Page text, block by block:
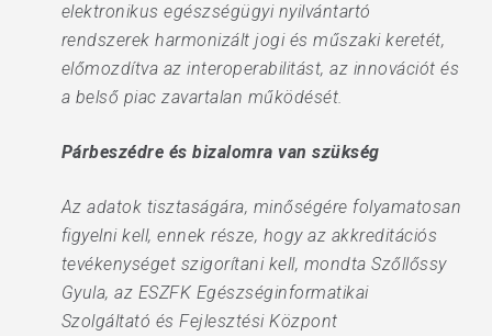
elektronikus egészségügyi nyilvántartó
rendszerek harmonizált jogi és műszaki keretét,
előmozdítva az interoperabilitást, az innovációt és
a belső piac zavartalan működését.
Párbeszédre és bizalomra van szükség
Az adatok tisztaságára, minőségére folyamatosan
figyelni kell, ennek része, hogy az akkreditációs
tevékenységet szigorítani kell, mondta Szőllőssy
Gyula, az ESZFK Egészséginformatikai
Szolgáltató és Fejlesztési Központ